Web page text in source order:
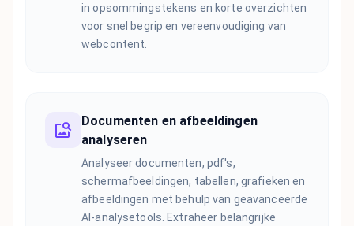
in opsommingstekens en korte overzichten
voor snel begrip en vereenvoudiging van
webcontent.
Documenten en afbeeldingen
analyseren
Analyseer documenten, pdf's,
schermafbeeldingen, tabellen, grafieken en
afbeeldingen met behulp van geavanceerde
AI-analysetools. Extraheer belangrijke